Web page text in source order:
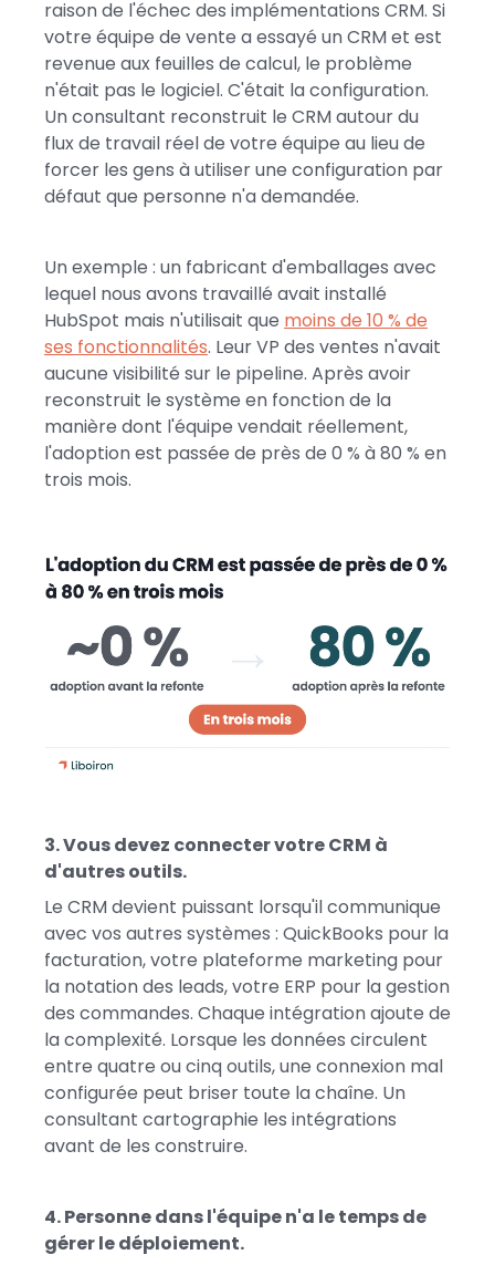
raison de l'échec des implémentations CRM. Si
votre équipe de vente a essayé un CRM et est
revenue aux feuilles de calcul, le problème
n'était pas le logiciel. C'était la configuration.
Un consultant reconstruit le CRM autour du
flux de travail réel de votre équipe au lieu de
forcer les gens à utiliser une configuration par
défaut que personne n'a demandée.
Un exemple : un fabricant d'emballages avec
lequel nous avons travaillé avait installé
HubSpot mais n'utilisait que moins de 10 % de
ses fonctionnalités. Leur VP des ventes n'avait
aucune visibilité sur le pipeline. Après avoir
reconstruit le système en fonction de la
manière dont l'équipe vendait réellement,
l'adoption est passée de près de 0 % à 80 % en
trois mois.
3. Vous devez connecter votre CRM à
d'autres outils.
Le CRM devient puissant lorsqu'il communique
avec vos autres systèmes : QuickBooks pour la
facturation, votre plateforme marketing pour
la notation des leads, votre ERP pour la gestion
des commandes. Chaque intégration ajoute de
la complexité. Lorsque les données circulent
entre quatre ou cinq outils, une connexion mal
configurée peut briser toute la chaîne. Un
consultant cartographie les intégrations
avant de les construire.
4. Personne dans l'équipe n'a le temps de
gérer le déploiement.